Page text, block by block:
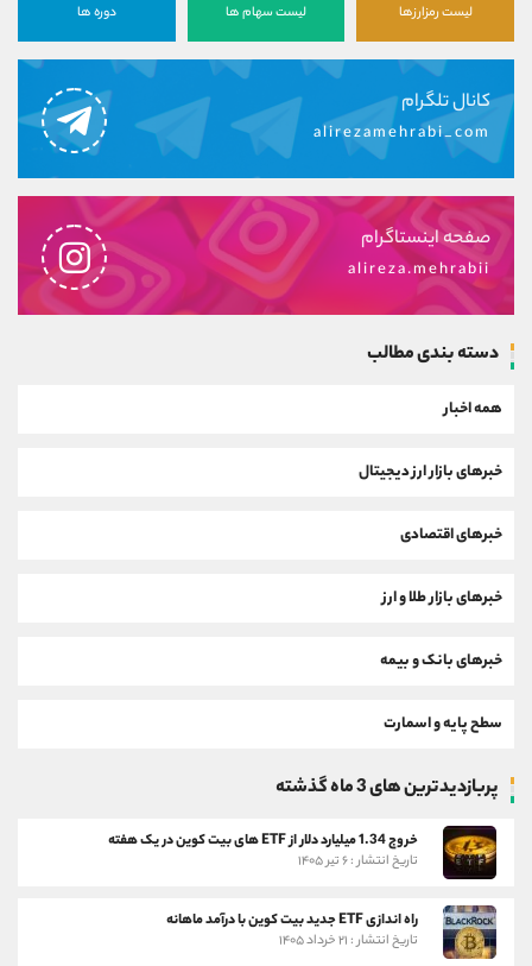
لیست رمزارزها لیست سهام ها دوره ها
کانال تلگرام
alirezamehrabi_com
صفحه اینستاگرام
alireza.mehrabii
دسته بندی مطالب
همه اخبار
خبرهای بازار ارز دیجیتال
خبرهای اقتصادی
خبرهای بازار طلا و ارز
خبرهای بانک و بیمه
سطح پایه و اسمارت
پربازدیدترین های 3 ماه گذشته
خروج 1.34 میلیارد دلار از ETF های بیت کوین در یک هفته
تاریخ انتشار : ۶ تیر ۱۴۰۵
راه اندازی ETF جدید بیت کوین با درآمد ماهانه
تاریخ انتشار : ۲۱ خرداد ۱۴۰۵